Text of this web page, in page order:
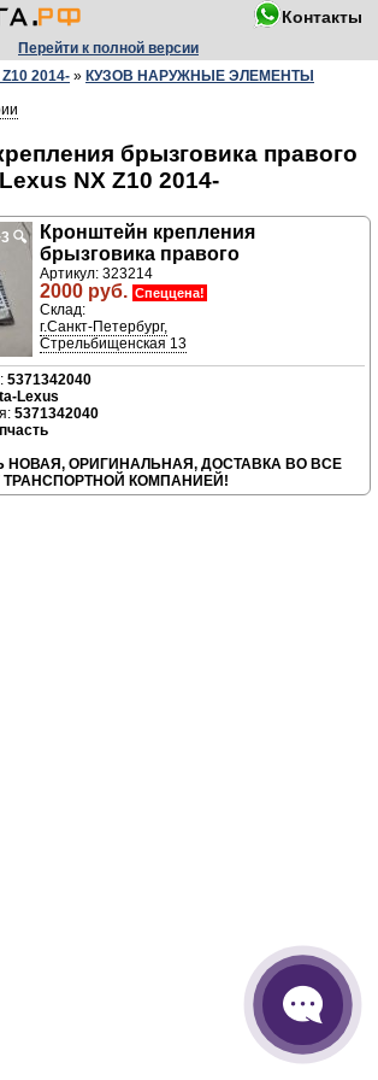
Контакты
Перейти к полной версии
Z10 2014- » КУЗОВ НАРУЖНЫЕ ЭЛЕМЕНТЫ
брызговика правого
Lexus NX Z10 2014-
🔍
Кронштейн крепления
брызговика правого
Артикул: 323214
2000 руб. Спеццена!
Склад:
г.Санкт-Петербург,
Стрельбищенская 13
5371342040
Lexus
5371342040
НОВАЯ, ОРИГИНАЛЬНАЯ, ДОСТАВКА ВО ВСЕ
КОМПАНИЕЙ!